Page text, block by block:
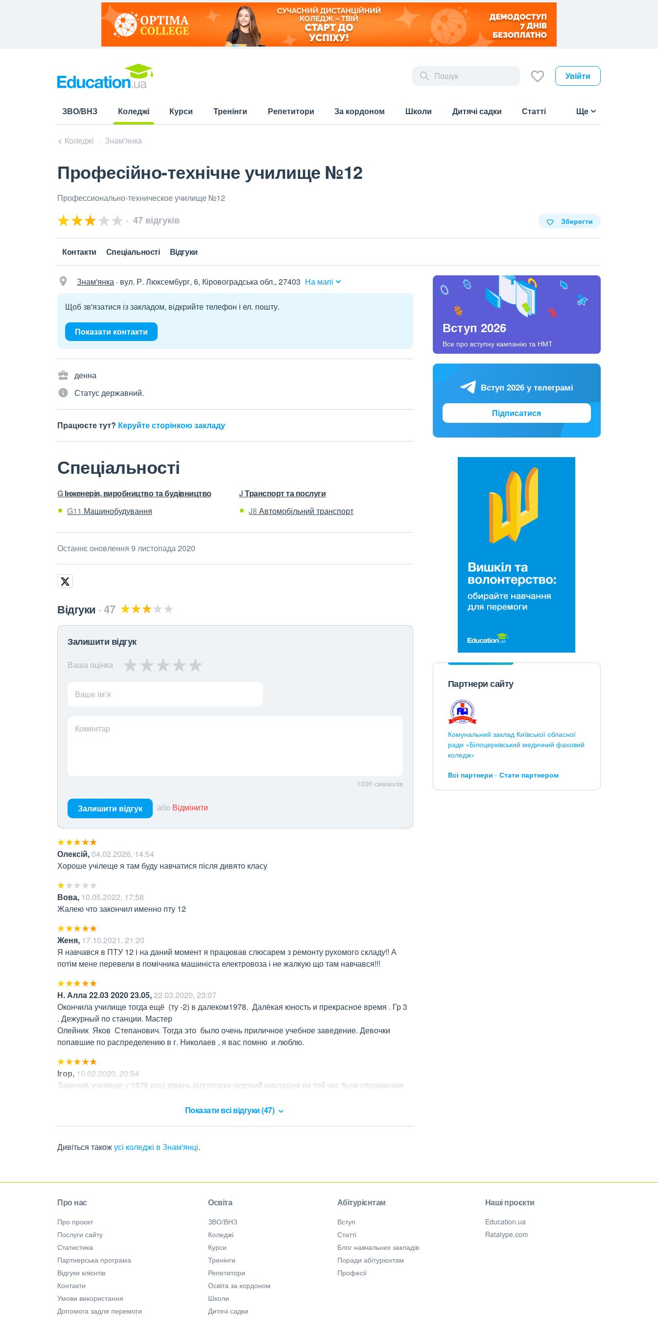
Увійти
ЗВО/ВНЗ
Коледжі
Курси Тренінги Репетитори За кордоном Школи Дитячі садки Статті Ще
Коледжі Знам'янка
Професійно-технічне училище №12
Профессионально-техническое училище №12
47 відгуків Зберегти
Контакти Спеціальності Відгуки
Знам'янка · вул. Р. Люксембург, 6, Кіровоградська обл., 27403 На мапі
Щоб зв'язатися із закладом, відкрийте телефон і ел. пошту.
Показати контакти
денна
Статус державний.
Працюєте тут? Керуйте сторінкою закладу
Спеціальності
GІнженерія, виробництво та будівництво
G11 Машинобудування
JТранспорт та послуги
J8 Автомобільний транспорт
Останнє оновлення 9 листопада 2020
Відгуки 47
Залишити відгук
Ваша оцінка
Ваше ім’я
Коментар
1000 символів
Залишити відгук або Відмінити
Олексій,04.02.2026, 14:54
Хороше учілеще я там буду навчатися після дивято класу
Вова, 10.05.2022, 17:58
Жалею что закончил именно пту 12
Женя, 17.10.2021, 21:20
Я навчався в ПТУ 12 і на даний момент я працював слюсарем з ремонту рухомого складу!! А
потім мене перевели в помічника машиніста електровоза і не жалкую що там навчався!!!
Н. Алла 22.03 2020 23.05,22.03.2020, 23:07
Окончила училище тогда ещё  (ту -2) в далеком1978.  Далёкая юность и прекрасное время . Гр 3
. Дежурный по станции. Мастер
Олейник  Яков  Степанович. Тогда это  было очень приличное учебное заведение. Девочки
попавшие по распределению в г. Николаев , я вас помню  и люблю.
Ігор, 10.02.2020, 20:54
Закінчив училище у 1976 році,рівень підготовки чудовий,викладачі на той час були справжніми
Показати всі відгуки (47)
Дивіться такожусі коледжі в Знам'янці.
Вступ 2026
Все про вступну кампанію та НМТ
Вступ 2026 у телеграмі
Підписатися
Партнери сайту
Комунальний заклад Київської обласної
ради «Білоцерківський медичний фаховий
коледж»
Всі партнери Стати партнером
Про нас
Про проєкт
Послуги сайту
Статистика
Партнерська програма
Відгуки клієнтів
Контакти
Умови використання
Допомога задля перемоги
Освіта
ЗВО/ВНЗ
Коледжі
Курси
Тренінги
Репетитори
Освіта за кордоном
Школи
Дитячі садки
Абітурієнтам
Вступ
Статті
Блог навчальних закладів
Поради абітурієнтам
Професії
Наші проєкти
Education.ua
Ratatype.com